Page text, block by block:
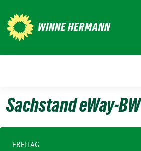
zum
Inhalt
WINNE HERMANN
Sachstand eWay-BW
FREITAG